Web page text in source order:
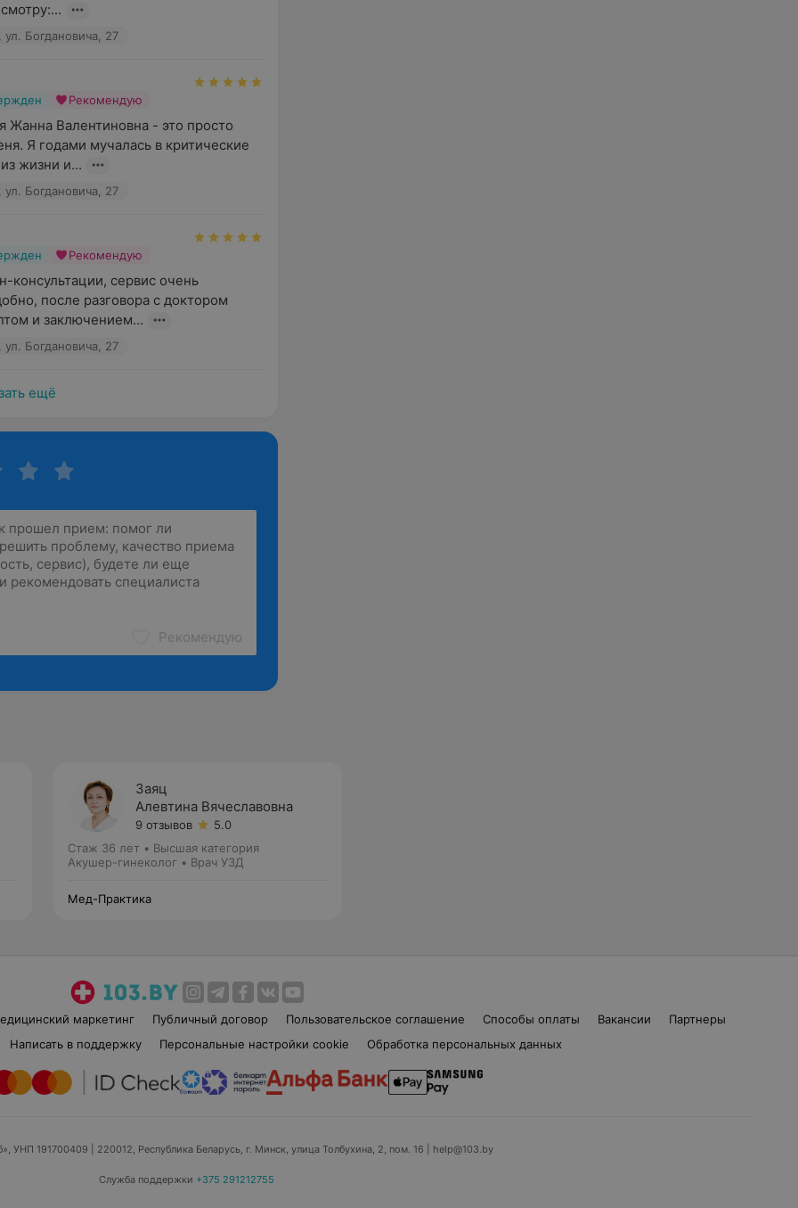
Богдановича, 27
Рекомендую
Жанна Валентиновна - это просто
Я годами мучалась в критические
жизни и...
Богдановича, 27
Рекомендую
консультации, сервис очень
после разговора с доктором
и заключением...
Богдановича, 27
ещё
Рекомендую
Заяц
Алевтина Вячеславовна
9 отзывов
5.0
Стаж 36 лет • Высшая категория
Акушер-гинеколог • Врач УЗД
Мед-Практика
маркетинг Публичный договор Пользовательское соглашение Способы оплаты Вакансии
Партнеры
Написать в поддержку Персональные настройки cookie Обработка персональных данных
УНП 191700409 | 220012, Республика Беларусь, г. Минск, улица Толбухина, 2, пом. 16 | help@103.by
Служба поддержки +375 291212755